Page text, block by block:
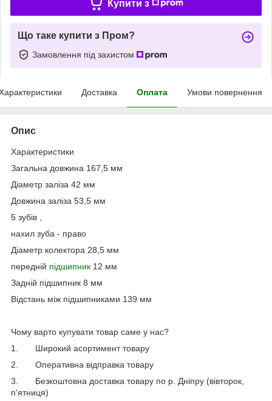
Купити з
Що таке купити з Пром?
Замовлення під захистом
Доставка Оплата Умови повернення
Опис
Характеристики
Загальна довжина 167,5 мм
Діаметр заліза 42 мм
Довжина заліза 53,5 мм
5 зубів ,
нахил зуба - право
Діаметр колектора 28,5 мм
передній підшипник 12 мм
Задній підшипник 8 мм
Відстань між підшипниками 139 мм
Чому варто купувати товар саме у нас?
1.
Широкий асортимент товару
2.
Оперативна відправка товару
3.
Безкоштовна доставка товару по р. Дніпру (вівторок,
п'ятниця)